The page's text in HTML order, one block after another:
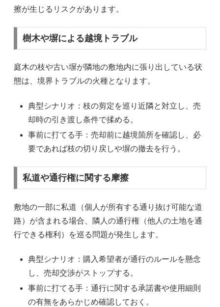
擦が生じるリスクがあります。
樹木や塀による越境トラブル
庭木の枝や古い塀が隣地の敷地内に張り出している状
態は、境界トラブルの火種となります。
典型シナリオ：枝の剪定を巡り近隣と対立し、売
却時の引き渡し条件で揉める。
事前に打てる手：売却前に越境箇所を確認し、必
要であれば枝の切り戻しや塀の撤去を行う。
私道や通行権に関する摩擦
敷地の一部に私道（個人が所有する通り抜け可能な道
路）が含まれる場合、隣人の通行権（他人の土地を通
行できる権利）を巡る問題が発生します。
典型シナリオ：購入希望者が通行のルールを懸念
し、売却交渉がストップする。
事前に打てる手：通行に関する承諾書や使用細則
の有無をあらかじめ確認しておく。